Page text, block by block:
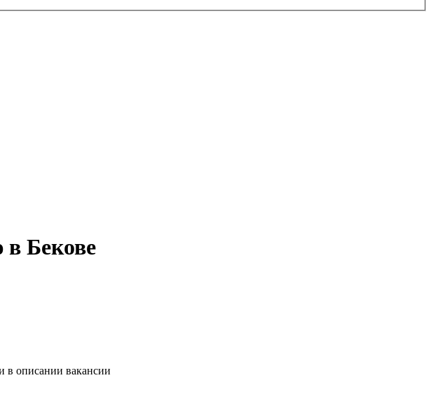
в Бекове
в описании вакансии